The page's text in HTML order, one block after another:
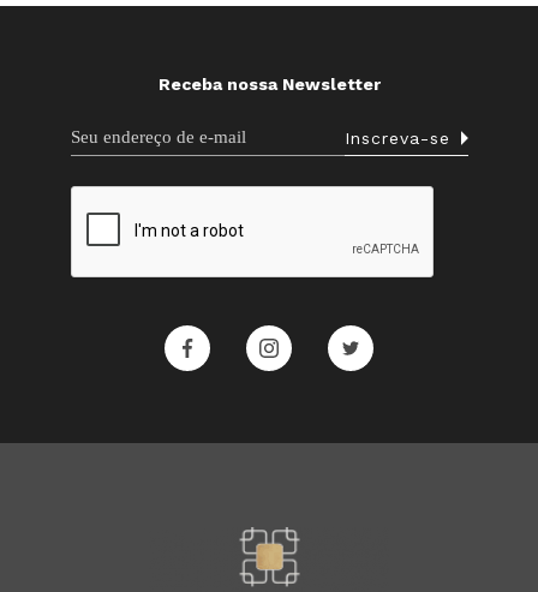
Receba nossa Newsletter